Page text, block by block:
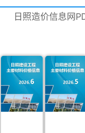
日照造价信息网